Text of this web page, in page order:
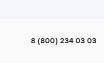
8 (800) 234 03 03